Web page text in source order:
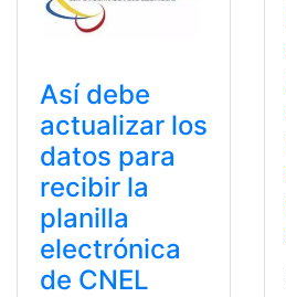
Así debe
actualizar los
datos para
recibir la
planilla
electrónica
de CNEL